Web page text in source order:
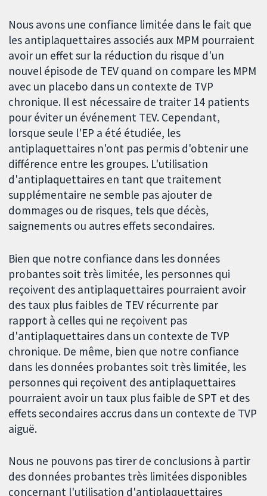
Nous avons une confiance limitée dans le fait que
les antiplaquettaires associés aux MPM pourraient
avoir un effet sur la réduction du risque d'un
nouvel épisode de TEV quand on compare les MPM
avec un placebo dans un contexte de TVP
chronique. Il est nécessaire de traiter 14 patients
pour éviter un événement TEV. Cependant,
lorsque seule l'EP a été étudiée, les
antiplaquettaires n'ont pas permis d'obtenir une
différence entre les groupes. L'utilisation
d'antiplaquettaires en tant que traitement
supplémentaire ne semble pas ajouter de
dommages ou de risques, tels que décès,
saignements ou autres effets secondaires.
Bien que notre confiance dans les données
probantes soit très limitée, les personnes qui
reçoivent des antiplaquettaires pourraient avoir
des taux plus faibles de TEV récurrente par
rapport à celles qui ne reçoivent pas
d'antiplaquettaires dans un contexte de TVP
chronique. De même, bien que notre confiance
dans les données probantes soit très limitée, les
personnes qui reçoivent des antiplaquettaires
pourraient avoir un taux plus faible de SPT et des
effets secondaires accrus dans un contexte de TVP
aiguë.
Nous ne pouvons pas tirer de conclusions à partir
des données probantes très limitées disponibles
concernant l'utilisation d'antiplaquettaires